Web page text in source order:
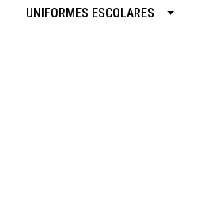
UNIFORMES ESCOLARES